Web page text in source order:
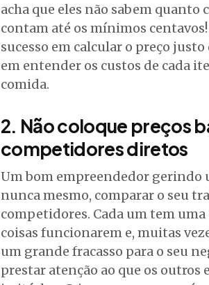
acha que eles não sabem quanto
contam até os mínimos
sucesso em calcular o preço
em entender os custos de cada
comida.
2. Não coloque preços
competidores diretos
Um bom empreendedor gerindo
nunca mesmo, comparar o seu
competidores. Cada um tem
coisas funcionarem e, muitas
um grande fracasso para o seu
prestar atenção ao que os outros